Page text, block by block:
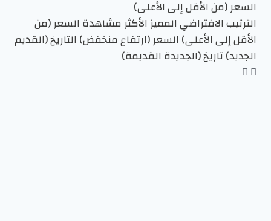
السعر (من الأقل إلى الأعلى)
الترتيب الافتراضيالمميز الأكثر مشاهدة السعر (من
الأقل إلى الأعلى) السعر (ارتفاع منخفض) التاريخ (القديم
الجديد)تاريخ (الجديدة القديمة)